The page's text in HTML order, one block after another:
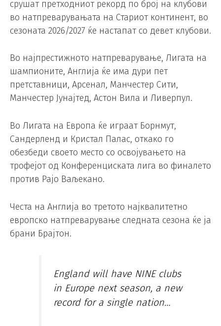
срушат претходниот рекорд по број на клубови
во натпреварувањата на Стариот континент, во
сезоната 2026/2027 ќе настапат со девет клубови.
Во најпрестижното натпреварување, Лигата на
шампионите, Англија ќе има дури пет
претставници, Арсенал, Манчестер Сити,
Манчестер Јунајтед, Астон Вила и Ливерпул.
Во Лигата на Европа ќе играат Борнмут,
Сандерленд и Кристал Палас, откако го
обезбеди своето место со освојувањето на
трофејот од Конференциската лига во финалето
против Рајо Ваљекано.
Честа на Англија во третото најквалитетно
европско натпреварување следната сезона ќе ја
брани Брајтон.
England will have NINE clubs
in Europe next season, a new
record for a single nation…